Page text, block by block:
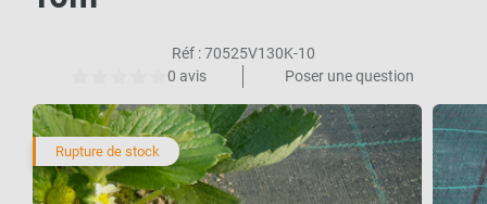
Réf :70525V130K-10
0 avis
Poser une question
Rupture de stock